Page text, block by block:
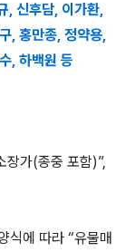
, 신후담, 이가환,
, 홍만종, 정약용,
, 하백원 등
장가(종중 포함)”,
식에 따라 “유물매